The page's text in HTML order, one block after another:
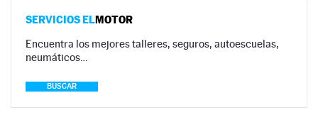
SERVICIOS ELMOTOR
Encuentra los mejores talleres, seguros, autoescuelas,
neumáticos…
BUSCAR